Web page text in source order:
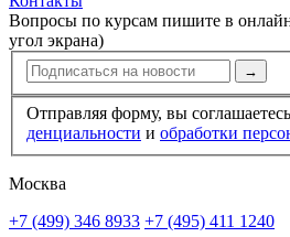
Вопросы по курсам пишите в
угол экрана)
→
Отправляя форму, вы
ден­циальности и обработки
Москва
+7 (499) 346 8933 +7 (495) 411 1240